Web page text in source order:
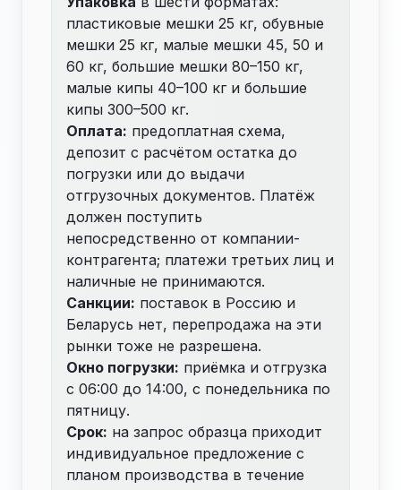
пластиковые мешки 25 кг, обувные
мешки 25 кг, малые мешки 45, 50 и
60 кг, большие мешки 80–150 кг,
малые кипы 40–100 кг и большие
кипы 300–500 кг.
Оплата: предоплатная схема,
депозит с расчётом остатка до
погрузки или до выдачи
отгрузочных документов. Платёж
должен поступить
непосредственно от компании-
контрагента; платежи третьих лиц и
наличные не принимаются.
Санкции: поставок в Россию и
Беларусь нет, перепродажа на эти
рынки тоже не разрешена.
Окно погрузки: приёмка и отгрузка
с 06:00 до 14:00, с понедельника по
пятницу.
Срок: на запрос образца приходит
индивидуальное предложение с
планом производства в течение